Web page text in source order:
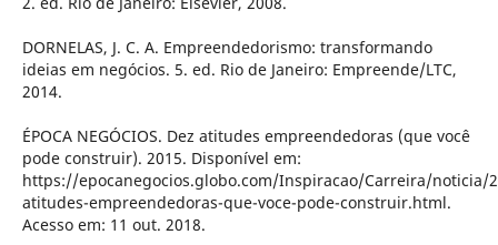
DORNELAS, J. C. A. Empreendedorismo: transformando
ideias em negócios. 5. ed. Rio de Janeiro: Empreende/LTC,
2014.
ÉPOCA NEGÓCIOS. Dez atitudes empreendedoras (que você
pode construir). 2015. Disponível em:
https://epocanegocios.globo.com/Inspiracao/Carreira/noticia/
atitudes-empreendedoras-que-voce-pode-construir.html.
Acesso em: 11 out. 2018.